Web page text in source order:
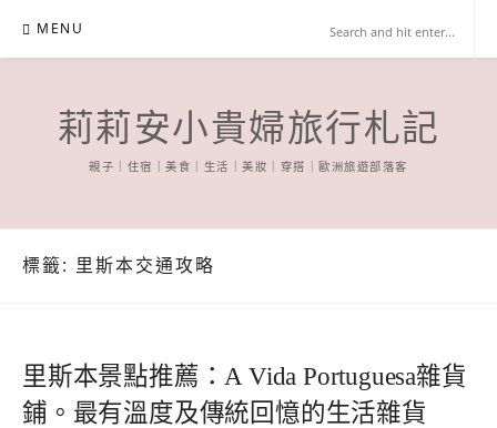
content
MENU
莉莉安小貴婦旅行札記
親子｜住宿｜美食｜生活｜美妝｜穿搭｜歐洲旅遊部落客
標籤: 里斯本交通攻略
里斯本景點推薦：A Vida Portuguesa雜貨
鋪。最有溫度及傳統回憶的生活雜貨